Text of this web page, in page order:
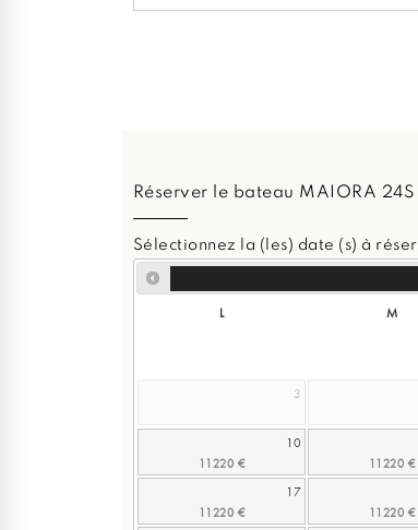
Réserver le bateau MAIORA 24S
Sélectionnez la (les) date (s) à
L M
3
10
17